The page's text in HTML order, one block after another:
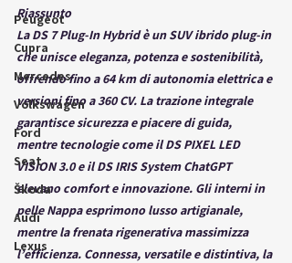
Peugeot
Cupra
Mercedes
Volkswagen
Ford
Seat
Škoda
Audi
Lexus
Riassunto
La DS 7 Plug-In Hybrid è un SUV ibrido plug-in
che unisce eleganza, potenza e sostenibilità,
offrendo fino a 64 km di autonomia elettrica e
versioni fino a 360 CV. La trazione integrale
garantisce sicurezza e piacere di guida,
mentre tecnologie come il DS PIXEL LED
VISION 3.0 e il DS IRIS System ChatGPT
elevano comfort e innovazione. Gli interni in
pelle Nappa esprimono lusso artigianale,
mentre la frenata rigenerativa massimizza
l’efficienza. Connessa, versatile e distintiva, la